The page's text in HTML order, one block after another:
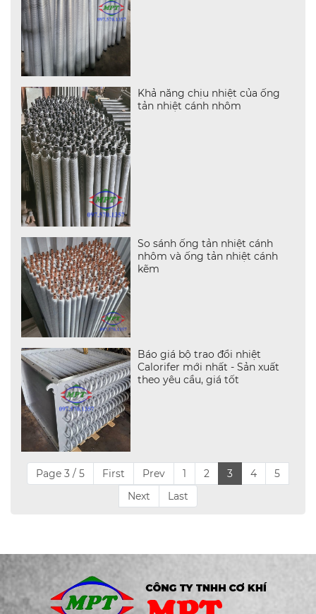
Khả năng chịu nhiệt của ống
tản nhiệt cánh nhôm
So sánh ống tản nhiệt cánh
nhôm và ống tản nhiệt cánh
kẽm
Báo giá bộ trao đổi nhiệt
Calorifer mới nhất - Sản xuất
theo yêu cầu, giá tốt
Page 3 / 5 First Prev 1 2 3 4
5
Next
Last